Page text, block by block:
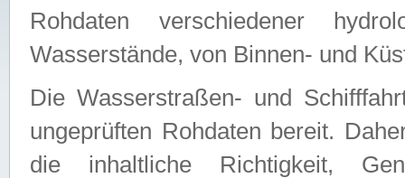
Rohdaten verschiedener
Wasserstände, von Binnen- und
Die Wasserstraßen- und
ungeprüften Rohdaten bereit.
die inhaltliche Richtigkeit,